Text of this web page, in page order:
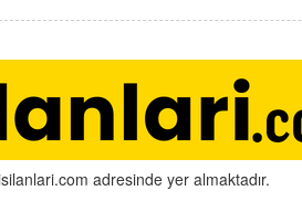
adresinde yer almaktadır.